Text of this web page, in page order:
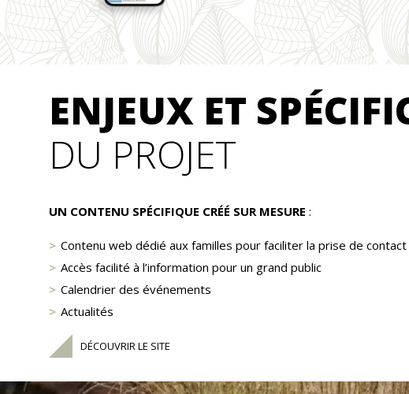
ENJEUX ET
DU PROJET
UN CONTENU SPÉCIFIQUE CRÉÉ SUR MESURE :
Contenu web dédié aux familles pour faciliter la prise de contact
Accès facilité à l’information pour un grand public
Calendrier des événements
Actualités
DÉCOUVRIR LE SITE